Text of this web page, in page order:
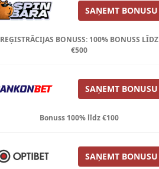
SAŅEMT BONUSU
REĢISTRĀCIJAS BONUSS: 100% BONUSS LĪDZ
€500
SAŅEMT BONUSU
Bonuss 100% līdz €100
SAŅEMT BONUSU